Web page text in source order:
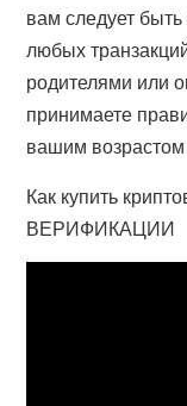
вам следует
любых
родителями или
принимаете
вашим
Как купить
ВЕРИФИКАЦИИ